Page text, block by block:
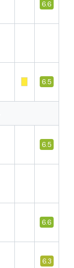
6.6
6.5
6.5
6.6
6.3